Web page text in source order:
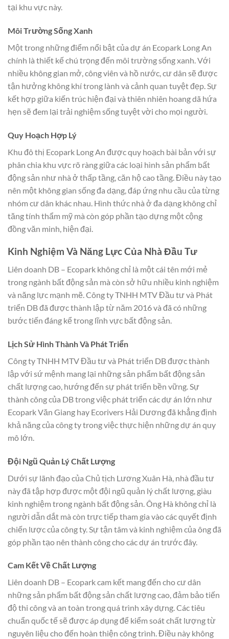
tại khu vực này.
Môi Trường Sống Xanh
Một trong những điểm nổi bật của dự án Ecopark Long An
chính là thiết kế chú trọng đến môi trường sống xanh. Với
nhiều không gian mở, công viên và hồ nước, cư dân sẽ được
tận hưởng không khí trong lành và cảnh quan tuyệt đẹp. Sự
kết hợp giữa kiến trúc hiện đại và thiên nhiên hoang dã hứa
hẹn sẽ đem lại trải nghiệm sống tuyệt vời cho mọi người.
Quy Hoạch Hợp Lý
Khu đô thị Ecopark Long An được quy hoạch bài bản với sự
phân chia khu vực rõ ràng giữa các loại hình sản phẩm bất
động sản như nhà ở thấp tầng, căn hộ cao tầng. Điều này tạo
nên một không gian sống đa dạng, đáp ứng nhu cầu của từng
nhóm cư dân khác nhau. Hình thức nhà ở đa dạng không chỉ
tăng tính thẩm mỹ mà còn góp phần tạo dựng một cộng
đồng văn minh, hiện đại.
Kinh Nghiệm Và Năng Lực Của Nhà Đầu Tư
Liên doanh DB – Ecopark không chỉ là một cái tên mới mẻ
trong ngành bất động sản mà còn sở hữu nhiều kinh nghiệm
và năng lực mạnh mẽ. Công ty TNHH MTV Đầu tư và Phát
triển DB đã được thành lập từ năm 2016 và đã có những
bước tiến đáng kể trong lĩnh vực bất động sản.
Lịch Sử Hình Thành Và Phát Triển
Công ty TNHH MTV Đầu tư và Phát triển DB được thành
lập với sứ mệnh mang lại những sản phẩm bất động sản
chất lượng cao, hướng đến sự phát triển bền vững. Sự
thành công của DB trong việc phát triển các dự án lớn như
Ecopark Văn Giang hay Ecorivers Hải Dương đã khẳng định
khả năng của công ty trong việc thực hiện những dự án quy
mô lớn.
Đội Ngũ Quản Lý Chất Lượng
Dưới sự lãnh đạo của Chủ tịch Lương Xuân Hà, nhà đầu tư
này đã tập hợp được một đội ngũ quản lý chất lượng, giàu
kinh nghiệm trong ngành bất động sản. Ông Hà không chỉ là
người dẫn dắt mà còn trực tiếp tham gia vào các quyết định
chiến lược của công ty. Sự tận tâm và kinh nghiệm của ông đã
góp phần tạo nên thành công cho các dự án trước đây.
Cam Kết Về Chất Lượng
Liên doanh DB – Ecopark cam kết mang đến cho cư dân
những sản phẩm bất động sản chất lượng cao, đảm bảo tiến
độ thi công và an toàn trong quá trình xây dựng. Các tiêu
chuẩn quốc tế sẽ được áp dụng để kiểm soát chất lượng từ
nguyên liệu cho đến hoàn thiện công trình. Điều này không